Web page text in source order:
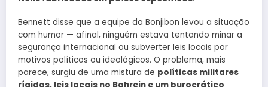
Bennett disse que a equipe da Bonjibon levou a situação
com humor — afinal, ninguém estava tentando minar a
segurança internacional ou subverter leis locais por
motivos políticos ou ideológicos. O problema, mais
parece, surgiu de uma mistura de políticas militares